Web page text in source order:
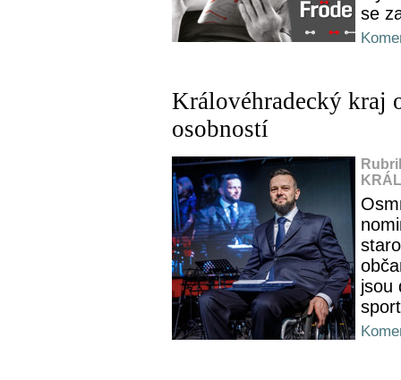
se
Královéhradecký kraj
osobností
jsou